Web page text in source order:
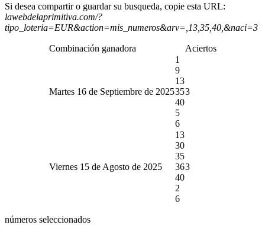
Si desea compartir o guardar su busqueda, copie esta URL:
lawebdelaprimitiva.com/?
tipo_loteria=EUR&action=mis_numeros&arv=,13,35,40,&naci=3
Combinación ganadora Aciertos
Martes 16 de Septiembre de 2025
1
9
13
35
40
5
6
3
Viernes 15 de Agosto de 2025
13
30
35
36
40
2
6
3
números seleccionados